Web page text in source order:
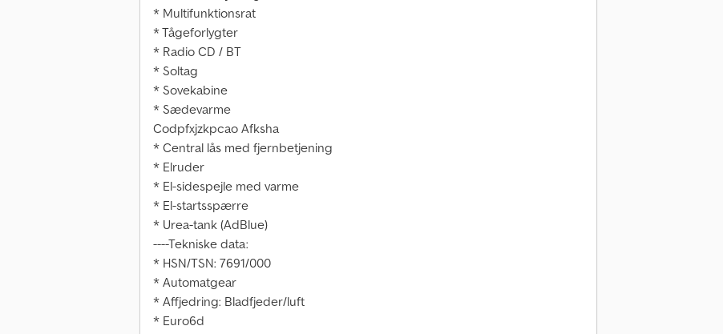
* Multifunktionsrat
* Tågeforlygter
* Radio CD / BT
* Soltag
* Sovekabine
* Sædevarme
Codpfxjzkpcao Afksha
* Central lås med fjernbetjening
* Elruder
* El-sidespejle med varme
* El-startsspærre
* Urea-tank (AdBlue)
----Tekniske data:
* HSN/TSN: 7691/000
* Automatgear
* Affjedring: Bladfjeder/luft
* Euro6d